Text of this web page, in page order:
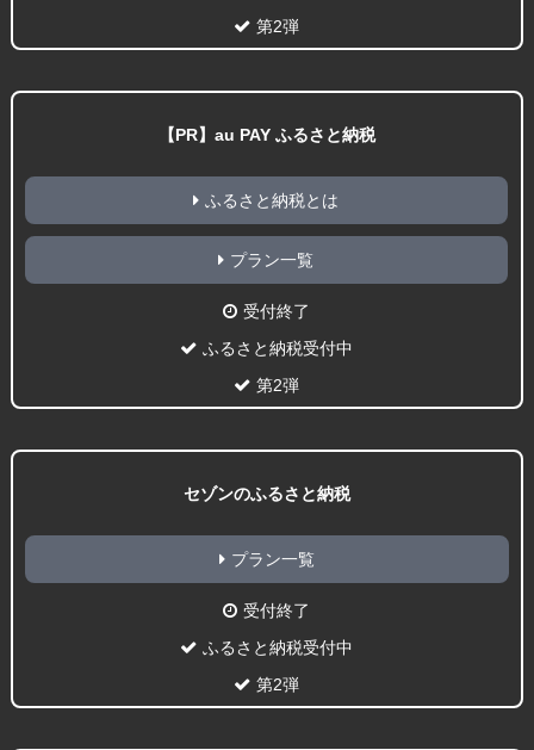
第2弾
【PR】au PAY ふるさと納税
ふるさと納税とは
プラン一覧
受付終了
ふるさと納税受付中
第2弾
セゾンのふるさと納税
プラン一覧
受付終了
ふるさと納税受付中
第2弾